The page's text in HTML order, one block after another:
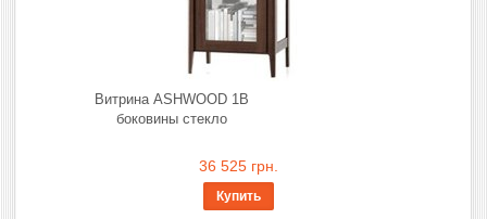
Витрина ASHWOOD 1В
боковины стекло
36 525 грн.
Купить